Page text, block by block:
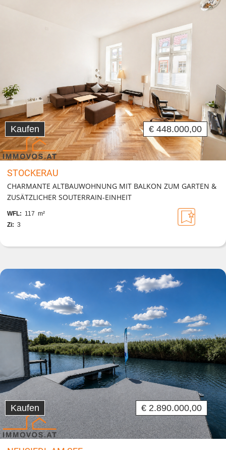
Kaufen € 448.000,00
STOCKERAU
CHARMANTE ALTBAUWOHNUNG MIT BALKON ZUM GARTEN &
ZUSÄTZLICHER SOUTERRAIN-EINHEIT
WFL: 117 m²
Zi: 3
Kaufen € 2.890.000,00